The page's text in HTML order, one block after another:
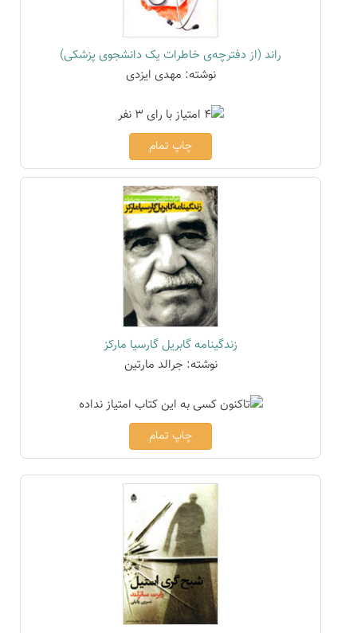
راند (از دفترچه‌ی خاطرات یک دانشجوی پزشکی)
نوشته: مهدی ایزدی
چاپ تمام
زندگینامه گابریل گارسیا مارکز
نوشته: جرالد مارتین
چاپ تمام